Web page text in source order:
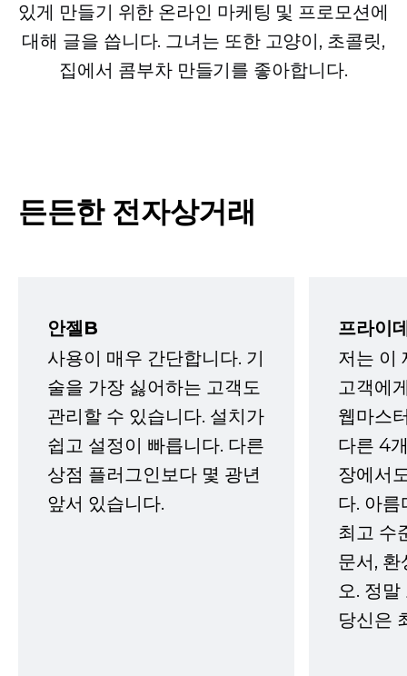
있게 만들기 위한 온라인 마케팅 및 프로모션에
대해 글을 씁니다. 그녀는 또한 고양이, 초콜릿,
집에서 콤부차 만들기를 좋아합니다.
든든한 전자상거래
안젤B
사용이 매우 간단합니다. 기
술을 가장 싫어하는 고객도
관리할 수 있습니다. 설치가
쉽고 설정이 빠릅니다. 다른
상점 플러그인보다 몇 광년
앞서 있습니다.
프라이
저는 이
고객에
웹마스
다른 4
장에서
다. 아름
최고 수
문서,
오. 정
당신은